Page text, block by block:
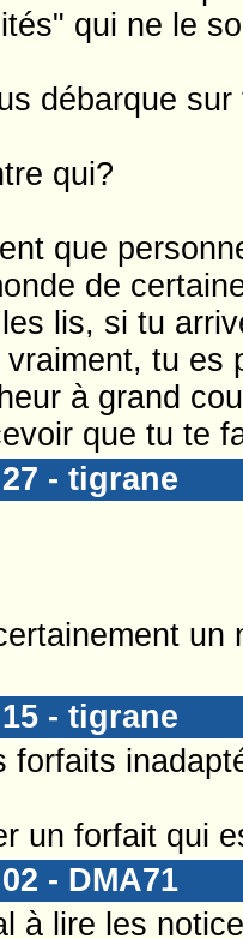
qui ne le
débarque
qui?
que
de
lis, si tu
tu es
à grand
que tu te
- tigrane
- tigrane
forfaits
un forfait qui
- DMA71
à lire les